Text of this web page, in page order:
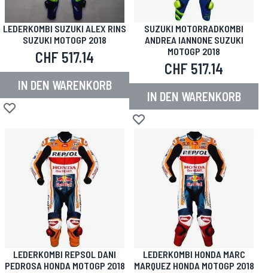
LEDERKOMBI SUZUKI ALEX RINS
SUZUKI MOTOGP 2018
CHF 517.14
IN DEN WARENKORB
Zur Wunschliste hinzufügen
SUZUKI MOTORRADKOMBI
ANDREA IANNONE SUZUKI
MOTOGP 2018
CHF 517.14
IN DEN WARENKORB
Zur Wunschliste hinzufügen
LEDERKOMBI REPSOL DANI
PEDROSA HONDA MOTOGP 2018
LEDERKOMBI HONDA MARC
MARQUEZ HONDA MOTOGP 2018